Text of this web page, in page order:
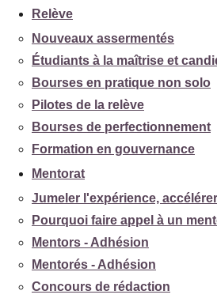
Relève
Nouveaux assermentés
Étudiants à la maîtrise et
Bourses en pratique non solo
Pilotes de la relève
Bourses de perfectionnement
Formation en gouvernance
Mentorat
Jumeler l'expérience,
Pourquoi faire appel à un
Mentors - Adhésion
Mentorés - Adhésion
Concours de rédaction